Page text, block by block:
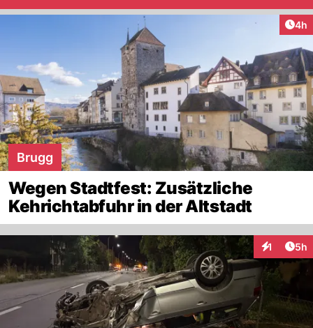
4h
Brugg
Wegen Stadtfest: Zusätzliche
Kehrichtabfuhr in der Altstadt
1 5h